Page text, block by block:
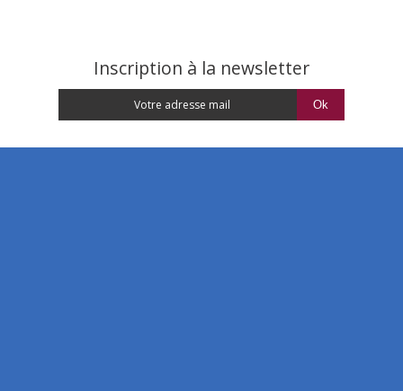
Inscription à la newsletter